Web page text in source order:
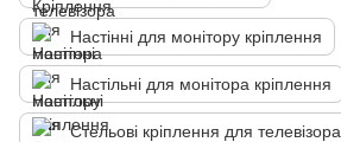
Настінні для монітору кріплення
Настільні для монітора кріплення
Стельові кріплення для телевізора